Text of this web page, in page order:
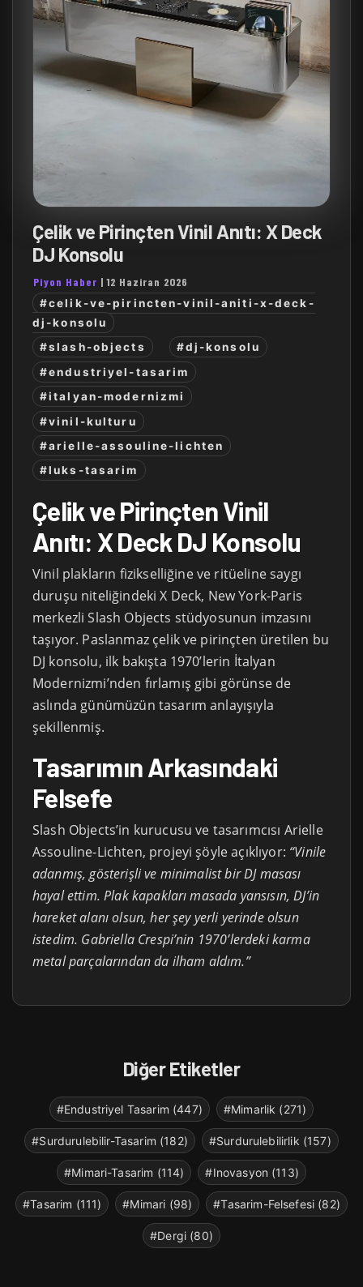
Çelik ve Pirinçten Vinil Anıtı: X Deck
DJ Konsolu
Piyon Haber |12 Haziran 2026
#celik-ve-pirincten-vinil-aniti-x-deck-
dj-konsolu
#slash-objects
#dj-konsolu
#endustriyel-tasarim
#italyan-modernizmi
#vinil-kulturu
#arielle-assouline-lichten
#luks-tasarim
Çelik ve Pirinçten Vinil
Anıtı: X Deck DJ Konsolu
Vinil plakların fizikselliğine ve ritüeline saygı
duruşu niteliğindeki X Deck, New York-Paris
merkezli Slash Objects stüdyosunun imzasını
taşıyor. Paslanmaz çelik ve pirinçten üretilen bu
DJ konsolu, ilk bakışta 1970’lerin İtalyan
Modernizmi’nden fırlamış gibi görünse de
aslında günümüzün tasarım anlayışıyla
şekillenmiş.
Tasarımın Arkasındaki
Felsefe
Slash Objects’in kurucusu ve tasarımcısı Arielle
Assouline-Lichten, projeyi şöyle açıklıyor: “Vinile
adanmış, gösterişli ve minimalist bir DJ masası
hayal ettim. Plak kapakları masada yansısın, DJ’in
hareket alanı olsun, her şey yerli yerinde olsun
istedim. Gabriella Crespi’nin 1970’lerdeki karma
metal parçalarından da ilham aldım.”
Diğer Etiketler
#Endustriyel Tasarim (447) #Mimarlik (271)
#Surdurulebilir-Tasarim (182) #Surdurulebilirlik (157)
#Mimari-Tasarim (114) #Inovasyon (113)
#Tasarim (111) #Mimari (98) #Tasarim-Felsefesi (82)
#Dergi (80)